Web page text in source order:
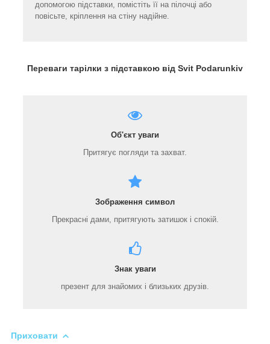
допомогою підставки, помістіть її на пілочці або
повісьте, кріплення на стіну надійне.
Переваги тарілки з підставкою від Svit Podarunkiv
Об'єкт уваги
Притягує погляди та захват.
Зображення символ
Прекрасні дами, притягують затишок і спокій.
Знак уваги
презент для знайомих і близьких друзів.
Приховати